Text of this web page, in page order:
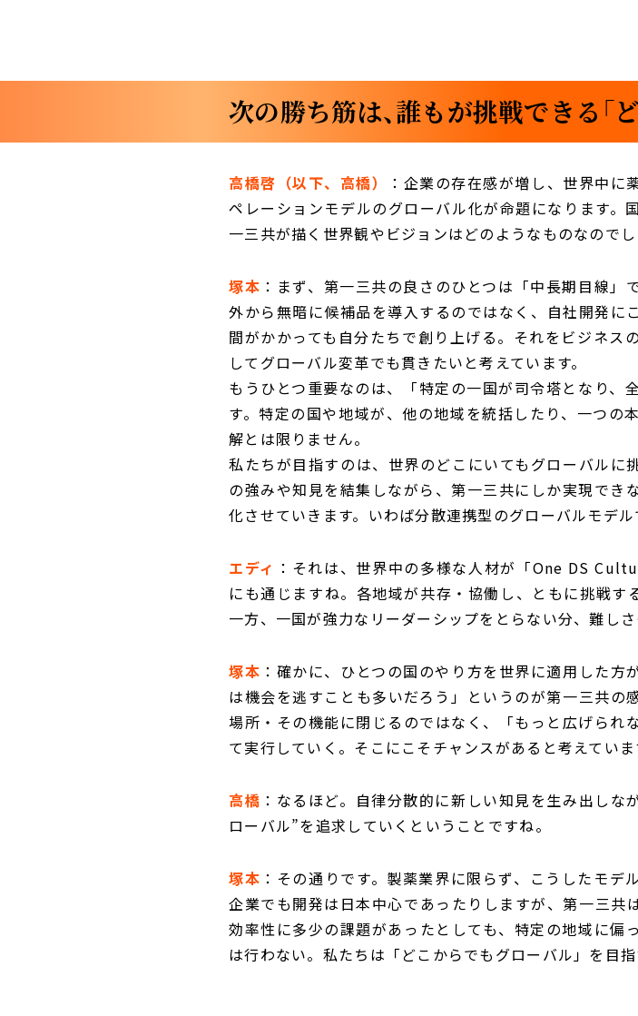
次の勝ち筋は、誰もが挑戦できる「
高橋啓（以下、高橋）
：企業の存在感が増し、世界中に
ペレーションモデルのグローバル化が命題になります。
一三共が描く世界観やビジョンはどのようなものなのでし
塚本 ：まず、第一三共の良さのひとつは「中長期目線
外から無暗に候補品を導入するのではなく、自社開発に
間がかかっても自分たちで創り上げる。それをビジネス
してグローバル変革でも貫きたいと考えています。
もうひとつ重要なのは、「特定の一国が司令塔となり、
す。特定の国や地域が、他の地域を統括したり、一つ
解とは限りません。
私たちが目指すのは、世界のどこにいてもグローバルに
の強みや知見を結集しながら、第一三共にしか実現でき
化させていきます。いわば分散連携型のグローバルモデル
エディ ：それは、世界中の多様な人材が「One DS
にも通じますね。各地域が共存・協働し、ともに挑戦す
一方、一国が強力なリーダーシップをとらない分、難し
塚本 ：確かに、ひとつの国のやり方を世界に適用した
は機会を逃すことも多いだろう」というのが第一三共の
場所・その機能に閉じるのではなく、「もっと広げられ
て実行していく。そこにこそチャンスがあると考えていま
高橋 ：なるほど。自律分散的に新しい知見を生み出し
ローバル”を追求していくということですね。
塚本 ：その通りです。製薬業界に限らず、こうしたモ
企業でも開発は日本中心であったりしますが、第一三共
効率性に多少の課題があったとしても、特定の地域に偏
は行わない。私たちは「どこからでもグローバル」を目指